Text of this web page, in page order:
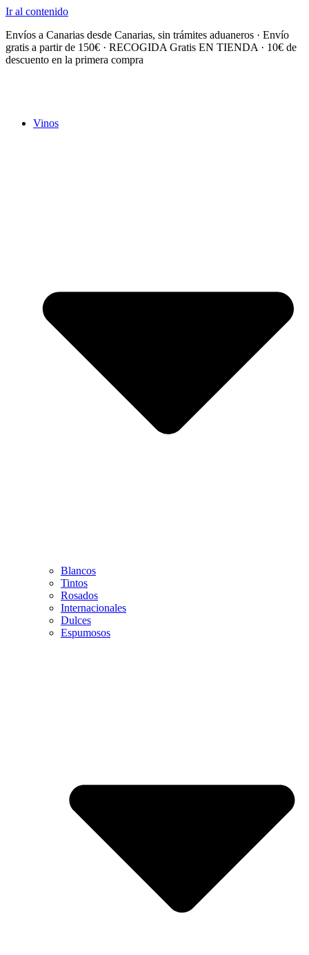
Ir al contenido
Envíos a Canarias desde Canarias, sin trámites aduaneros · Envío
gratis a partir de 150€ · RECOGIDA Gratis EN TIENDA · 10€ de
descuento en la primera compra
Vinos
Blancos
Tintos
Rosados
Internacionales
Dulces
Espumosos